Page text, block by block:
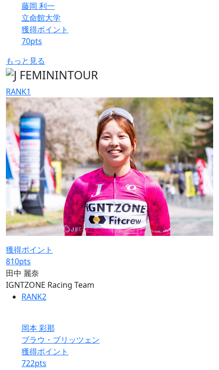
藤岡 利一
立命館大学
獲得ポイント
70pts
もっと見る
RANK1
獲得ポイント
810pts
田中 麗奈
IGNTZONE Racing Team
RANK2
岡本 彩那
ブラウ・ブリッツェン
獲得ポイント
722pts